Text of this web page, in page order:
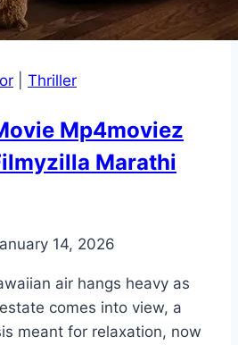
Thriller
Mp4moviez
Marathi
14, 2026
air hangs heavy as
comes into view, a
meant for relaxation, now